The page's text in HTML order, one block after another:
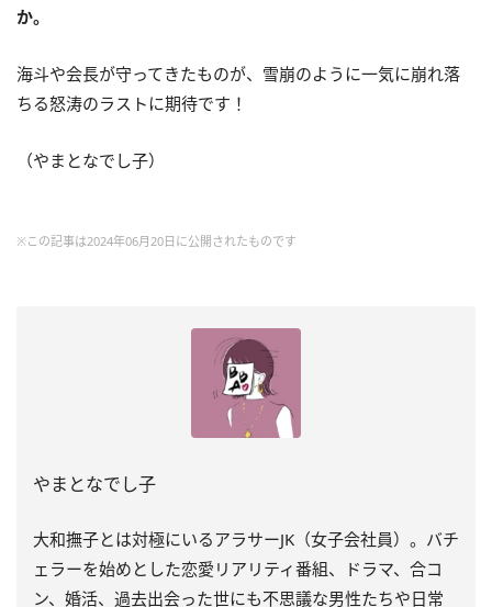
か。
海斗や会長が守ってきたものが、雪崩のように一気に崩れ落
ちる怒涛のラストに期待です！
（やまとなでし子）
※この記事は2024年06月20日に公開されたものです
やまとなでし子
大和撫子とは対極にいるアラサーJK（女子会社員）。バチ
ェラーを始めとした恋愛リアリティ番組、ドラマ、合コ
ン、婚活、過去出会った世にも不思議な男性たちや日常